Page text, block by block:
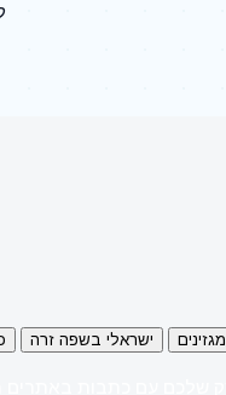
מגזינים ישראלי בשפה זרה